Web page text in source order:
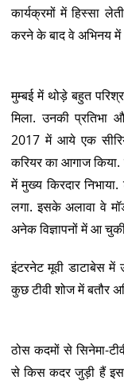
कार्यक्रमों में हिस्सा
करने के बाद वे अभिनय में
मुम्बई में थोड़े बहुत
मिला. उनकी प्रतिभा
2017 में आये एक
करियर का आगाज किया.
में मुख्य किरदार
लगा. इसके अलावा वे
अनेक विज्ञापनों में आ
इंटरनेट मूवी डाटाबेस में
कुछ टीवी शोज में बतौर
ठोस कदमों से सिनेमा-
से किस कदर जुड़ी हैं